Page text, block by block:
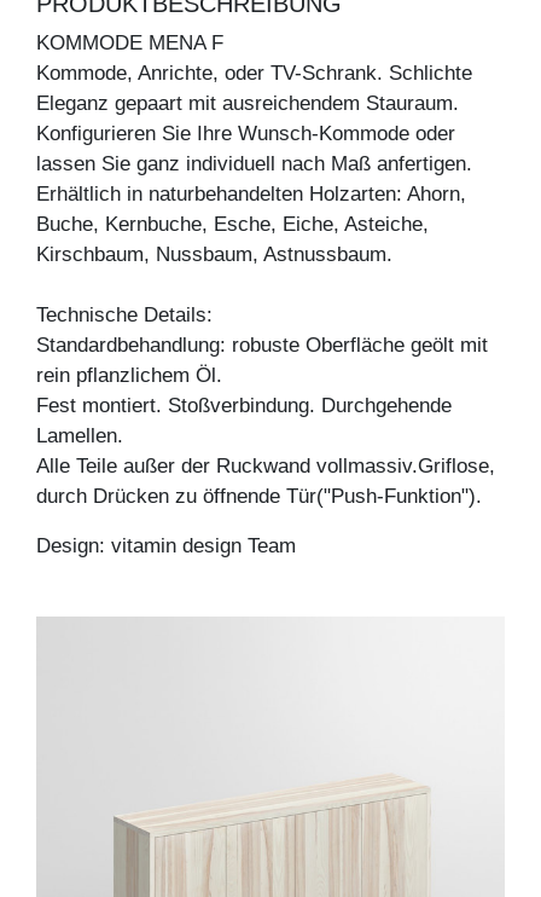
KOMMODE MENA F
Kommode, Anrichte, oder TV-Schrank. Schlichte
Eleganz gepaart mit ausreichendem Stauraum.
Konfigurieren Sie Ihre Wunsch-Kommode oder
lassen Sie ganz individuell nach Maß anfertigen.
Erhältlich in naturbehandelten Holzarten: Ahorn,
Buche, Kernbuche, Esche, Eiche, Asteiche,
Kirschbaum, Nussbaum, Astnussbaum.
Technische Details:
Standardbehandlung: robuste Oberfläche geölt mit
rein pflanzlichem Öl.
Fest montiert. Stoßverbindung. Durchgehende
Lamellen.
Alle Teile außer der Ruckwand vollmassiv.Griflose,
durch Drücken zu öffnende Tür("Push-Funktion").
Design: vitamin design Team